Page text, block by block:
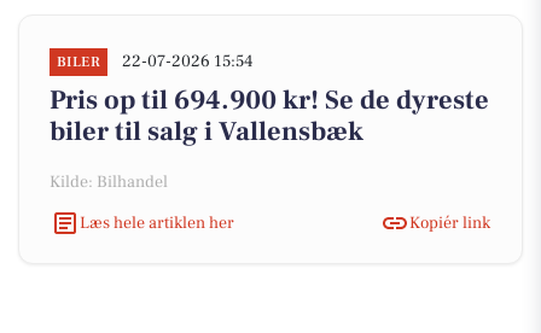
BILER 22-07-2026 15:54
Pris op til 694.900 kr! Se de dyreste
biler til salg i Vallensbæk
Kilde: Bilhandel
Læs hele artiklen her
Kopiér link